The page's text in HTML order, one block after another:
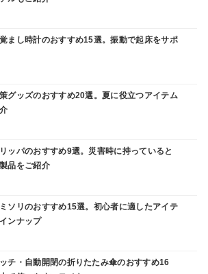
まし時計のおすすめ15選。振動で起床をサポ
グッズのおすすめ20選。夏に役立つアイテム
ッパのおすすめ9選。災害時に持っていると
品をご紹介
ソリのおすすめ15選。初心者に適したアイテ
ンナップ
チ・自動開閉の折りたたみ傘のおすすめ16